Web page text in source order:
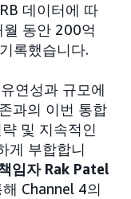
데이터에 따
동안 200억
록했습니다.
연성과 규모에
과의 이번 통합
및 지속적인
게 부합합니
임자 Rak Patel
Channel 4의